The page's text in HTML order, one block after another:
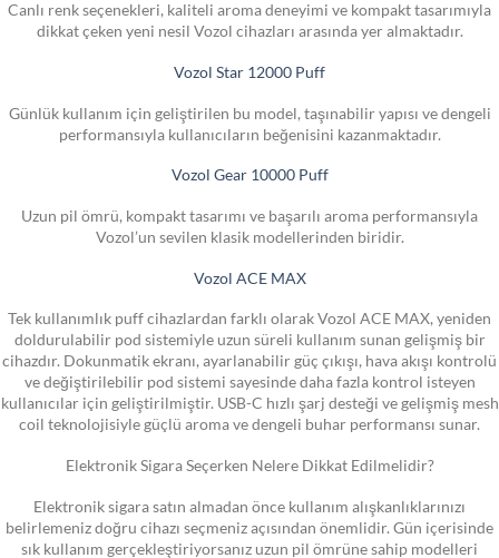
Canlı renk seçenekleri, kaliteli aroma deneyimi ve kompakt tasarımıyla
dikkat çeken yeni nesil Vozol cihazları arasında yer almaktadır.
Vozol Star 12000 Puff
Günlük kullanım için geliştirilen bu model, taşınabilir yapısı ve dengeli
performansıyla kullanıcıların beğenisini kazanmaktadır.
Vozol Gear 10000 Puff
Uzun pil ömrü, kompakt tasarımı ve başarılı aroma performansıyla
Vozol’un sevilen klasik modellerinden biridir.
Vozol ACE MAX
Tek kullanımlık puff cihazlardan farklı olarak Vozol ACE MAX, yeniden
doldurulabilir pod sistemiyle uzun süreli kullanım sunan gelişmiş bir
cihazdır. Dokunmatik ekranı, ayarlanabilir güç çıkışı, hava akışı kontrolü
ve değiştirilebilir pod sistemi sayesinde daha fazla kontrol isteyen
kullanıcılar için geliştirilmiştir. USB-C hızlı şarj desteği ve gelişmiş mesh
coil teknolojisiyle güçlü aroma ve dengeli buhar performansı sunar.
Elektronik Sigara Seçerken Nelere Dikkat Edilmelidir?
Elektronik sigara satın almadan önce kullanım alışkanlıklarınızı
belirlemeniz doğru cihazı seçmeniz açısından önemlidir. Gün içerisinde
sık kullanım gerçekleştiriyorsanız uzun pil ömrüne sahip modelleri